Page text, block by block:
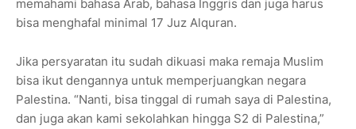
memahami bahasa Arab, bahasa Inggris dan juga harus
bisa menghafal minimal 17 Juz Alquran.
Jika persyaratan itu sudah dikuasi maka remaja Muslim
bisa ikut dengannya untuk memperjuangkan negara
Palestina. “Nanti, bisa tinggal di rumah saya di Palestina,
dan juga akan kami sekolahkan hingga S2 di Palestina,”